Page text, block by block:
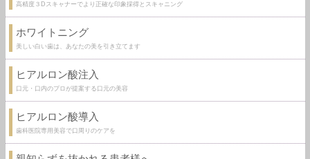
高精度３Dスキャナーでより正確な印象採得とスキャニング
ホワイトニング
美しい白い歯は、あなたの美を引き立てます
ヒアルロン酸注入
口元・口内のプロが提案する口元の美容
ヒアルロン酸導入
歯科医院専用美容で口周りのケアを